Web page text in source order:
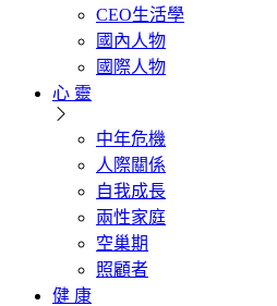
CEO生活學
國內人物
國際人物
心 靈
中年危機
人際關係
自我成長
兩性家庭
空巢期
照顧者
健 康